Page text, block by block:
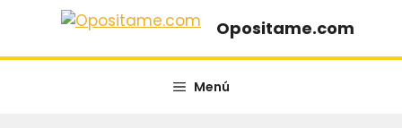
contenido
Opositame.com
Menú